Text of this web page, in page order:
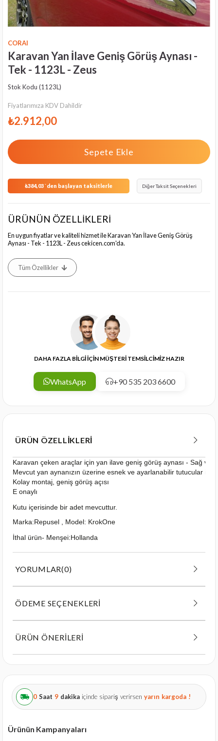
CORAI
Karavan Yan İlave Geniş Görüş Aynası -
Tek - 1123L - Zeus
Stok Kodu (1123L)
Fiyatlarımıza KDV Dahildir
₺2.912,00
₺384,03`den başlayan taksitlerle Diğer Taksit Seçenekleri
ÜRÜNÜN ÖZELLİKLERİ
En uygun fiyatlar ve kaliteli hizmet ile Karavan Yan İlave Geniş Görüş
Aynası - Tek - 1123L - Zeus cekicen.com'da.
Tüm Özellikler
DAHA FAZLA BİLGİ İÇİN MÜŞTERİ TEMSİLCİMİZ HAZIR
WhatsApp +90 535 203 6600
ÜRÜN ÖZELLIKLERI
Karavan çeken araçlar için yan ilave geniş görüş aynası - Sağ ve
Mevcut yan aynanızın üzerine esnek ve ayarlanabilir tutucular ile
Kolay montaj, geniş görüş açısı
E onaylı
Kutu içerisinde bir adet mevcuttur.
Marka:Repusel , Model: KrokOne
İthal ürün- Menşei:Hollanda
YORUMLAR(0)
ÖDEME SEÇENEKLERI
ÜRÜN ÖNERILERI
0 Saat 9 dakika içinde sipariş verirsen yarın kargoda !
Ürünün Kampanyaları